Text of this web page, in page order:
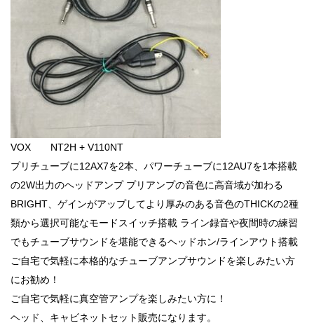
VOX NT2H + V110NT
プリチューブに12AX7を2本、パワーチューブに12AU7を1本搭載
の2W出力のヘッドアンプ プリアンプの音色に高音域が加わる
BRIGHT、ゲインがアップしてより厚みのある音色のTHICKの2種
類から選択可能なモードスイッチ搭載 ライン録音や夜間時の練習
でもチューブサウンドを堪能できるヘッドホン/ラインアウト搭載
ご自宅で気軽に本格的なチューブアンプサウンドを楽しみたい方
にお勧め！
ご自宅で気軽に真空管アンプを楽しみたい方に！
ヘッド、キャビネットセット販売になります。